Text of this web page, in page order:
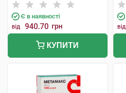
Є в наявності
від 940.70 грн
КУПИТИ
від